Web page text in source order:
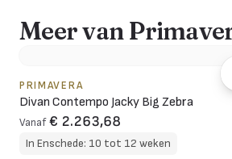
Meer van
PRIMAVERA
Divan Contempo Jacky Big Zebra
Vanaf € 2.263,68
In Enschede: 10 tot 12 weken